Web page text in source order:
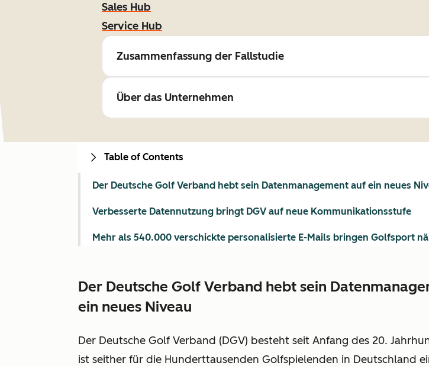
Sales Hub
Service Hub
Zusammenfassung der Fallstudie
Über das Unternehmen
Der Deutsche Golf Verband hebt sein
ein neues Niveau
Der Deutsche Golf Verband (DGV) besteht seit Anfang des 20.
ist seither für die Hunderttausenden Golfspielenden in Deutschland
Table of Contents
Der Deutsche Golf Verband hebt sein Datenmanagement auf ein neues
Verbesserte Datennutzung bringt DGV auf neue Kommunikationsstufe
Mehr als 540.000 verschickte personalisierte E-Mails bringen Golfsport